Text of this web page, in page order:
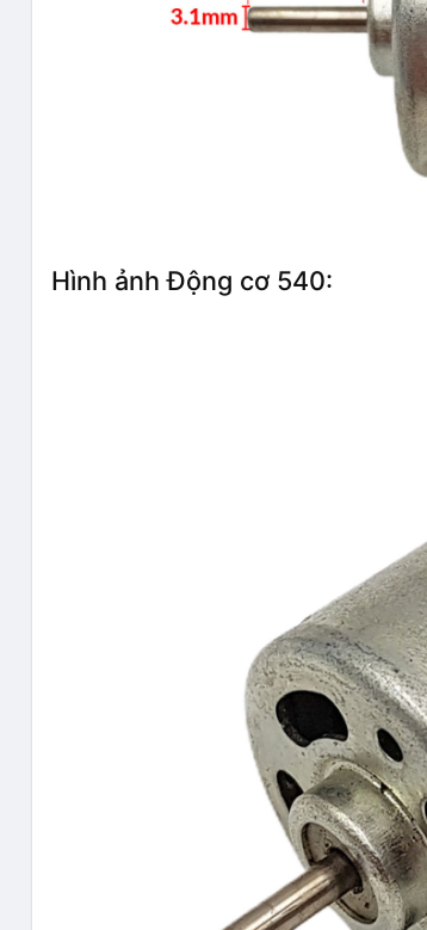
Hình ảnh Động cơ 540: